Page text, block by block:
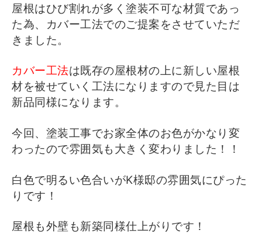
屋根はひび割れが多く塗装不可な材質であっ
た為、カバー工法でのご提案をさせていただ
きました。
カバー工法は既存の屋根材の上に新しい屋根
材を被せていく工法になりますので見た目は
新品同様になります。
今回、塗装工事でお家全体のお色がかなり変
わったので雰囲気も大きく変わりました！！
白色で明るい色合いがK様邸の雰囲気にぴった
りです！
屋根も外壁も新築同様仕上がりです！